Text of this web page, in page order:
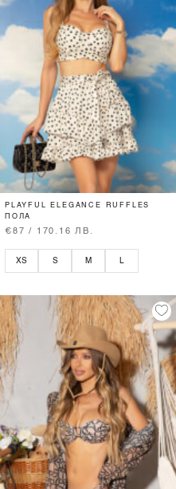
PLAYFUL ELEGANCE RUFFLES
ПОЛА
€87 / 170.16 ЛВ.
XS S M